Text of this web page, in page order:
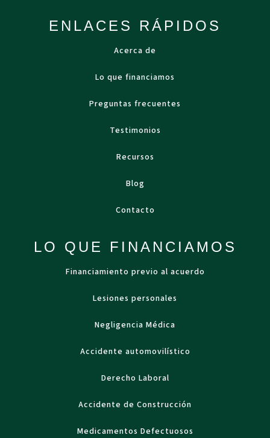
ENLACES RÁPIDOS
Acerca de
Lo que financiamos
Preguntas frecuentes
Testimonios
Recursos
Blog
Contacto
LO QUE FINANCIAMOS
Financiamiento previo al acuerdo
Lesiones personales
Negligencia Médica
Accidente automovilístico
Derecho Laboral
Accidente de Construcción
Medicamentos Defectuosos